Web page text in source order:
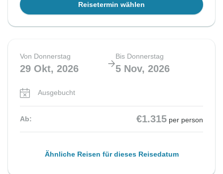
Reisetermin wählen
Von Donnerstag
29 Okt, 2026
Bis Donnerstag
5 Nov, 2026
Ausgebucht
Ab: €1.315 per person
Ähnliche Reisen für dieses Reisedatum